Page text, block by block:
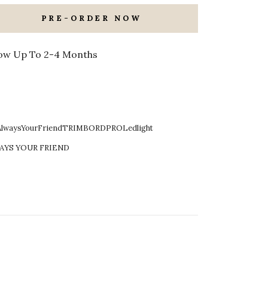
PRE-ORDER NOW
Up To 2-4 Months
YOUR FRIEND